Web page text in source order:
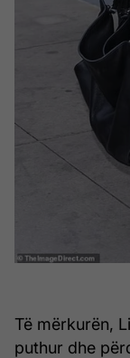
Të mërkurën,
puthur dhe